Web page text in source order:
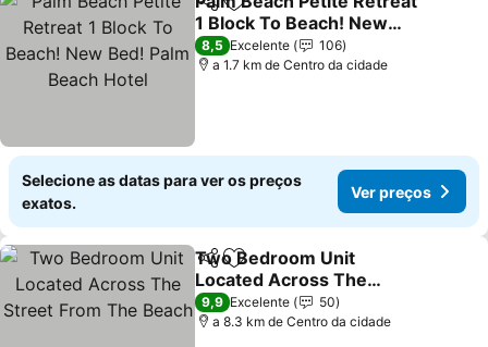
PartilharAdicionar aos favoritos
1 Block To Beach! New
Bed! Palm Beach Hotel
8,5 Excelente
106
a 1.7 km de Centro da cidade
Selecione as datas para ver os preços
exatos.
Ver preços
PartilharAdicionar aos favoritos
Two Bedroom Unit
Located Across The
Street From The Beach
9,9 Excelente
50
a 8.3 km de Centro da cidade